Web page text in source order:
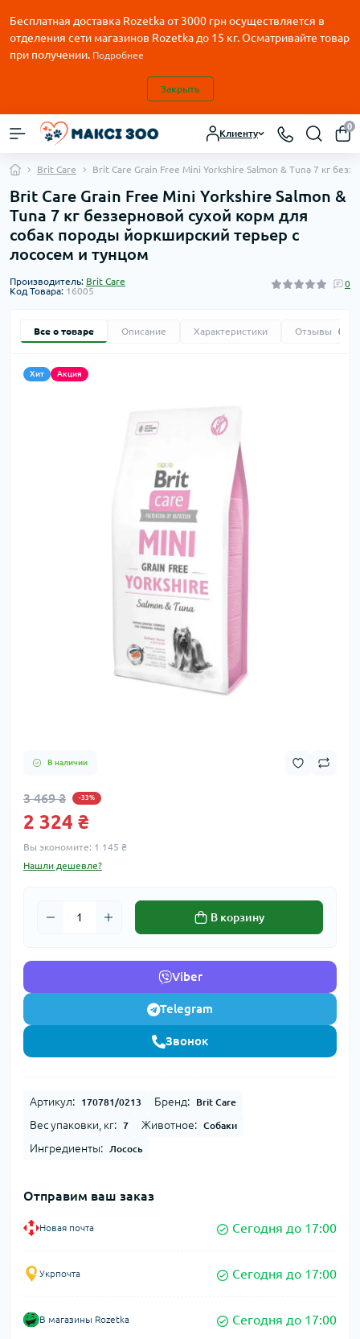
Бесплатная доставка Rozetka от3000 грн осуществляется в
отделения сети магазинов Rozetka до 15 кг. Осматривайте товар
при получении. Подробнее
Закрыть
Клиенту
0
Brit Care Brit Care Grain Free Mini Yorkshire Salmon & Tuna 7 кг
Brit Care Grain Free Mini Yorkshire Salmon &
Tuna 7 кг беззерновой сухой корм для
собак породы йоркширский терьер с
лососем и тунцом
Производитель: Brit Care
Код Товара: 16005
0
Все о товаре Описание Характеристики Отзывы
Хит Акция
В наличии
3 469 ₴ -33%
2 324 ₴
Вы экономите: 1 145 ₴
Нашли дешевле?
В корзину
Viber
Telegram
Звонок
Артикул: 170781/0213 Бренд: Brit Care
Вес упаковки, кг: 7 Животное: Собаки
Ингредиенты: Лосось
Отправим ваш заказ
Новая почта Сегодня до 17:00
Укрпочта Сегодня до 17:00
В магазины Rozetka Сегодня до 17:00